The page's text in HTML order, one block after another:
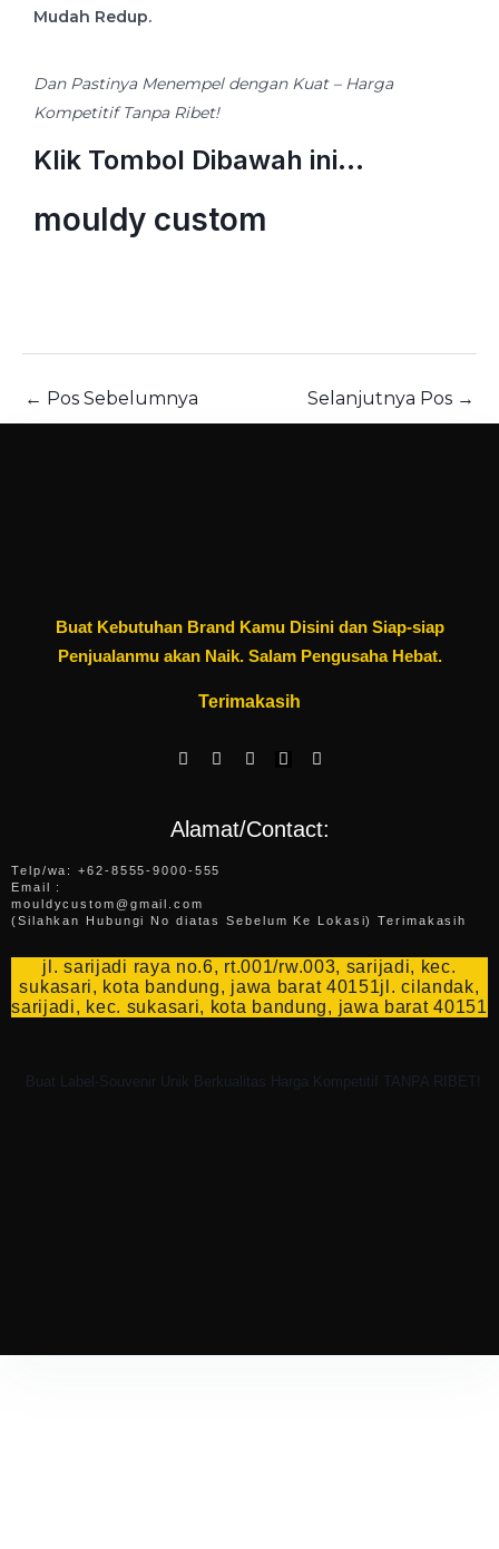
Mudah Redup.
Dan Pastinya Menempel dengan Kuat – Harga
Kompetitif Tanpa Ribet!
Klik Tombol Dibawah ini...
mouldy custom
← Pos Sebelumnya Selanjutnya Pos →
Buat Kebutuhan Brand Kamu Disini dan Siap-siap
Penjualanmu akan Naik. Salam Pengusaha Hebat.
Terimakasih
a
o
o
k
-
h
a
p
p
n
g
r
n
o
p
o
b
e
Alamat/Contact:
Telp/wa: +62-8555-9000-555
Email :
mouldycustom@gmail.com
(Silahkan Hubungi No diatas Sebelum Ke Lokasi) Terimakasih
jl. sarijadi raya no.6, rt.001/rw.003, sarijadi, kec.
sukasari, kota bandung, jawa barat 40151jl. cilandak,
sarijadi, kec. sukasari, kota bandung, jawa barat 40151
Buat Label-Souvenir Unik Berkualitas Harga Kompetitif TANPA RIBET!